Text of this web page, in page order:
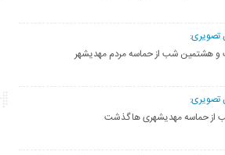
تصویری:
هشتمین شب از حماسه مردم مهدیشهر
تصویری: